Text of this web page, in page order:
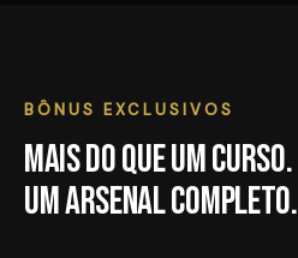
BÔNUS EXCLUSIVOS
Mais do que um curso.
Um arsenal completo.